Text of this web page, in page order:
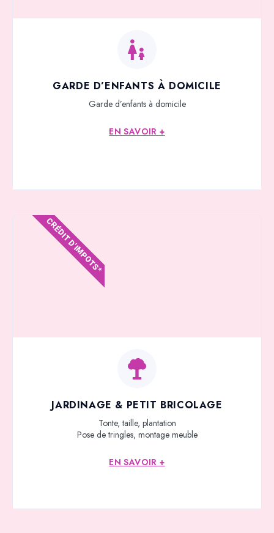
GARDE D’ENFANTS À DOMICILE
Garde d’enfants à domicile
EN SAVOIR +
JARDINAGE & PETIT BRICOLAGE
Tonte, taille, plantation
Pose de tringles, montage meuble
EN SAVOIR +
CRÉDIT D'IMPOTS*